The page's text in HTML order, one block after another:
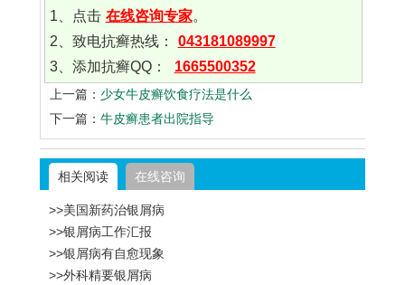
1、点击 在线咨询专家。
2、致电抗癣热线：
043181089997
3、添加抗癣QQ：
1665500352
上一篇： 少女牛皮癣饮食疗法是什么
下一篇： 牛皮癣患者出院指导
相关阅读 在线咨询
>>美国新药治银屑病
>>银屑病工作汇报
>>银屑病有自愈现象
>>外科精要银屑病